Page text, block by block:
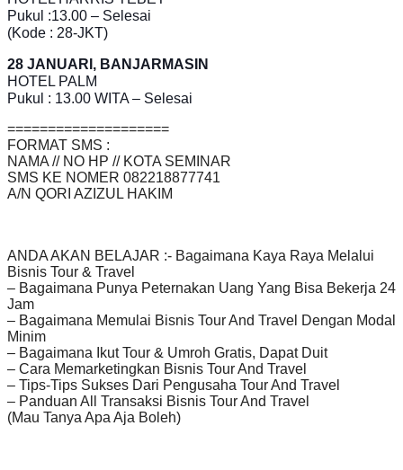
Pukul :13.00 – Selesai
(Kode : 28-JKT)
28 JANUARI, BANJARMASIN
HOTEL PALM
Pukul : 13.00 WITA – Selesai
====================
FORMAT SMS :
NAMA // NO HP // KOTA SEMINAR
SMS KE NOMER 082218877741
A/N QORI AZIZUL HAKIM
ANDA AKAN BELAJAR :- Bagaimana Kaya Raya Melalui
Bisnis Tour & Travel
– Bagaimana Punya Peternakan Uang Yang Bisa Bekerja 24
Jam
– Bagaimana Memulai Bisnis Tour And Travel Dengan Modal
Minim
– Bagaimana Ikut Tour & Umroh Gratis, Dapat Duit
– Cara Memarketingkan Bisnis Tour And Travel
– Tips-Tips Sukses Dari Pengusaha Tour And Travel
– Panduan All Transaksi Bisnis Tour And Travel
(Mau Tanya Apa Aja Boleh)